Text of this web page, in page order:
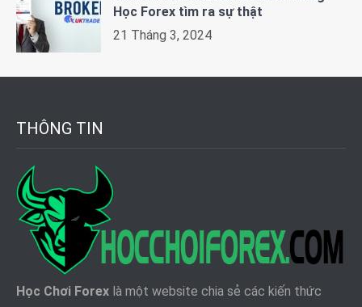
Học Forex tìm ra sự thật
21 Tháng 3, 2024
THÔNG TIN
Học Chơi Forex là một website chia sẻ các kiến thức